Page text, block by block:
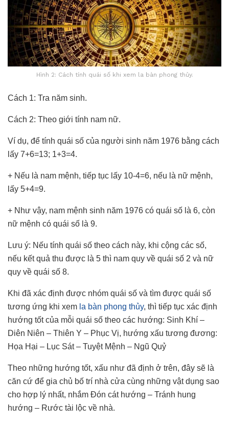
Hình 2: Cách tính quái số khi xem la bàn phong thủy.
Cách 1: Tra năm sinh.
Cách 2: Theo giới tính nam nữ.
Ví dụ, để tính quái số của người sinh năm 1976 bằng cách
lấy 7+6=13; 1+3=4.
+ Nếu là nam mệnh, tiếp tục lấy 10-4=6, nếu là nữ mệnh,
lấy 5+4=9.
+ Như vậy, nam mệnh sinh năm 1976 có quái số là 6, còn
nữ mệnh có quái số là 9.
Lưu ý: Nếu tính quái số theo cách này, khi cộng các số,
nếu kết quả thu được là 5 thì nam quy về quái số 2 và nữ
quy về quái số 8.
Khi đã xác định được nhóm quái số và tìm được quái số
tương ứng khi xem la bàn phong thủy, thì tiếp tục xác định
hướng tốt của mỗi quái số theo các hướng: Sinh Khí –
Diên Niên – Thiên Y – Phục Vị, hướng xấu tương đương:
Họa Hại – Lục Sát – Tuyệt Mệnh – Ngũ Quỷ
Theo những hướng tốt, xấu như đã định ở trên, đây sẽ là
căn cứ để gia chủ bố trí nhà cửa cùng những vật dụng sao
cho hợp lý nhất, nhắm Đón cát hướng – Tránh hung
hướng – Rước tài lộc về nhà.